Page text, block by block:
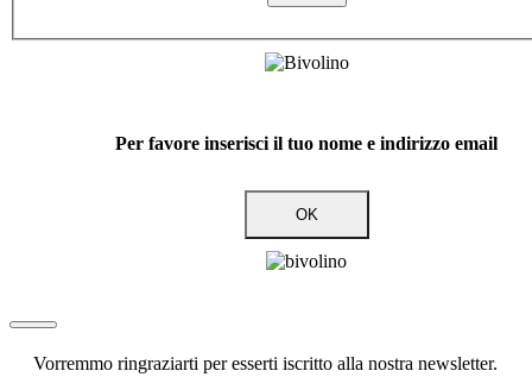
Per favore inserisci il tuo nome e indirizzo email
OK
Vorremmo ringraziarti per esserti iscritto alla nostra newsletter.